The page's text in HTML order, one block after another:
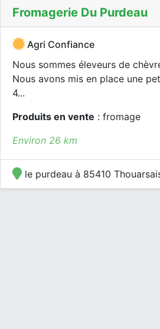
Fromagerie Du Purdeau
Agri Confiance
Nous sommes éleveurs de
Nous avons mis en place une
4...
Produits en vente : fromage
Environ 26 km
le purdeau à 85410